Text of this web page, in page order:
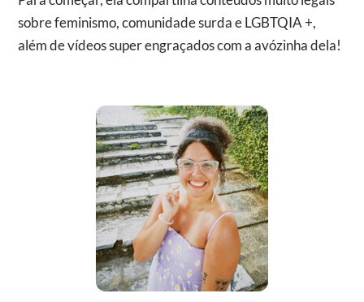
sobre feminismo, comunidade surda e LGBTQIA +,
além de vídeos super engraçados com a avózinha dela!